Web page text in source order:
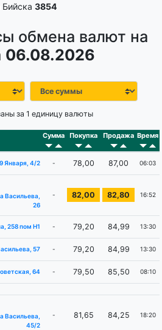
3854
обмена валют на
06.08.2026
за 1 единицу валюты
Сумма Покупка Продажа Время
Января, 4/2 - 78,00 87,00 06:03
Васильева,
26
- 82,00 82,80 16:52
258 пом Н1 - 79,20 84,99 13:30
57 - 79,20 84,99 13:30
64 - 79,50 85,50 08:10
Васильева,
45/2
- 81,65 84,25 18:20